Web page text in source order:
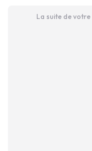
La suite de